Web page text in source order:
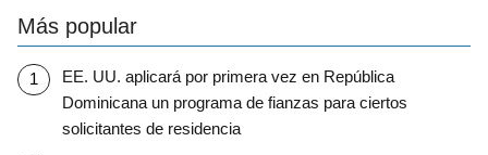
Más popular
EE. UU. aplicará por primera vez en República
Dominicana un programa de fianzas para ciertos
solicitantes de residencia